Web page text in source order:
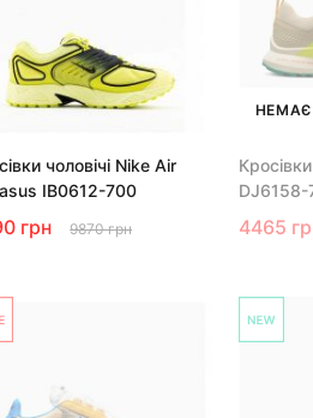
чоловічі Nike Air
IB0612-700
грн 9870 грн
НЕМАЄ
DJ6158-
4465